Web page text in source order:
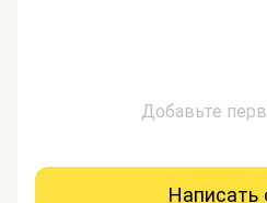
Добавьте
Написать